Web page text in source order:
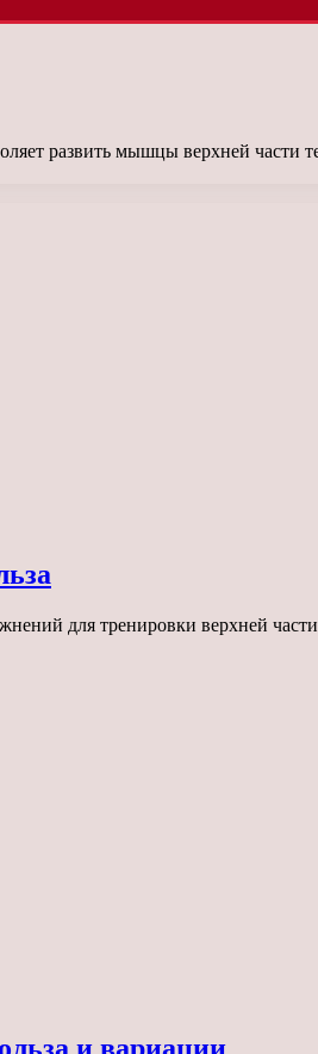
развить мышцы верхней части
для тренировки верхней части
и вариации